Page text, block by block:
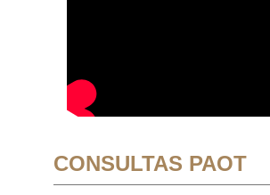
CONSULTAS PAOT